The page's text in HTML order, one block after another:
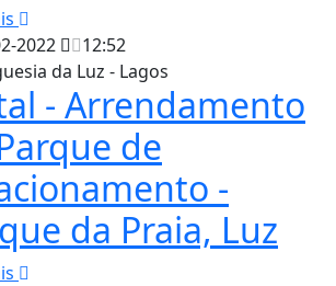
2022
12:52
da Luz - Lagos
- Arrendamento
de
-
da Praia, Luz